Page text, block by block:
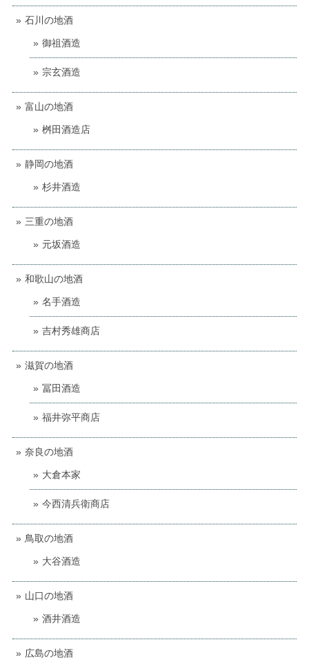
石川の地酒
御祖酒造
宗玄酒造
富山の地酒
桝田酒造店
静岡の地酒
杉井酒造
三重の地酒
元坂酒造
和歌山の地酒
名手酒造
吉村秀雄商店
滋賀の地酒
冨田酒造
福井弥平商店
奈良の地酒
大倉本家
今西清兵衛商店
鳥取の地酒
大谷酒造
山口の地酒
酒井酒造
広島の地酒